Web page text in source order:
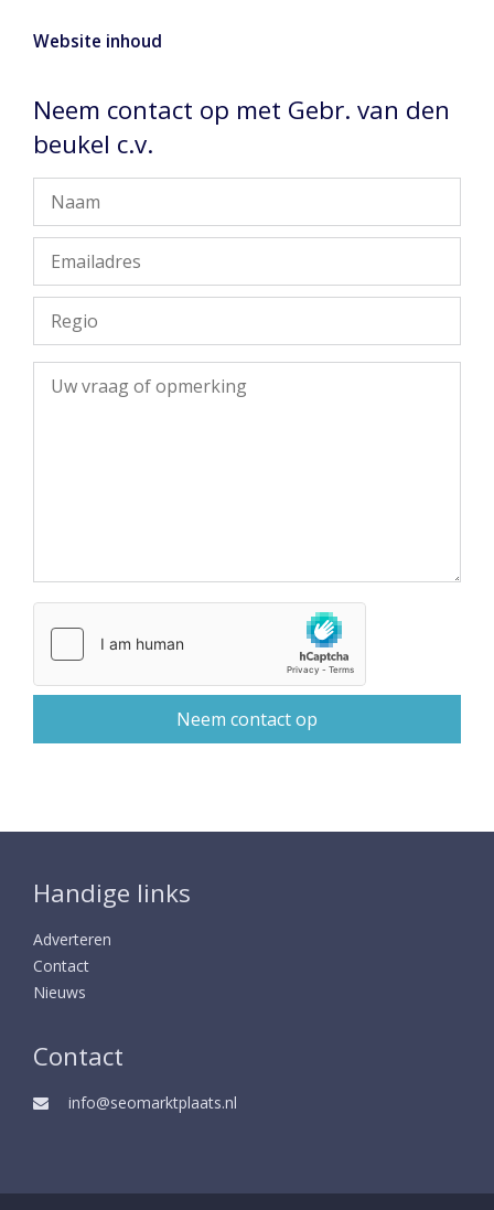
Website inhoud
Neem contact op met Gebr. van den
beukel c.v.
Handige links
Adverteren
Contact
Nieuws
Contact
info@seomarktplaats.nl